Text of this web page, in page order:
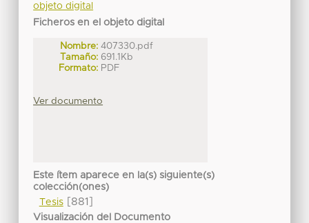
objeto digital
Ficheros en el objeto digital
Nombre: 407330.pdf
Tamaño: 691.1Kb
Formato: PDF
Ver documento
Este ítem aparece en la(s) siguiente(s)
colección(ones)
Tesis[881]
Visualización del Documento